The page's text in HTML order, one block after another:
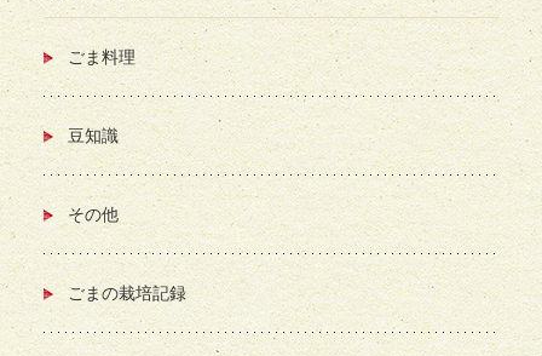
ごま料理
豆知識
その他
ごまの栽培記録